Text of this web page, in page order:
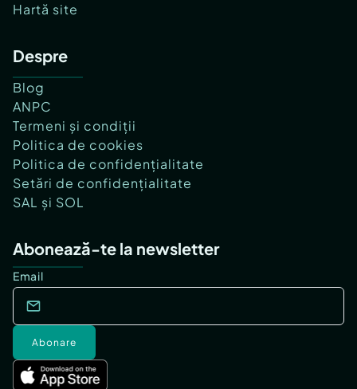
Hartă site
Despre
Blog
ANPC
Termeni și condiții
Politica de cookies
Politica de confidențialitate
Setări de confidențialitate
SAL și SOL
Abonează-te la newsletter
Email
Abonare